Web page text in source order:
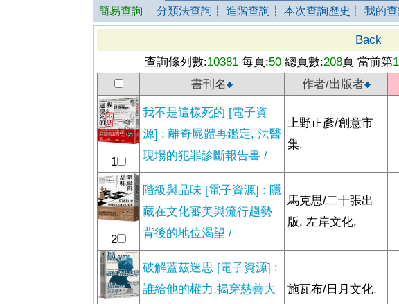
簡易查詢 ┊分類法查詢 ┊進階查詢 ┊本次查詢歷史 ┊ 我的
Back
查詢條列數:10381 每頁:50 總頁數:208頁 當前第1
書刊名 作者/出版者
1
我不是這樣死的 [電子資
源] : 離奇屍體再鑑定, 法醫
現場的犯罪診斷報告書 /
上野正彥/創意市
集,
2
階級與品味 [電子資源] : 隱
藏在文化審美與流行趨勢
背後的地位渴望 /
馬克思/二十張出
版, 左岸文化,
破解蓋茲迷思 [電子資源] :
誰給他的權力,揭穿慈善大
施瓦布/日月文化,